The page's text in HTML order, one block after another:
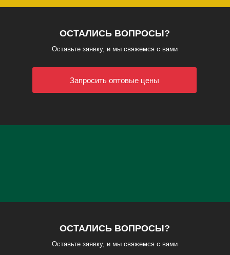
ОСТАЛИСЬ ВОПРОСЫ?
Оставьте заявку, и мы свяжемся с вами
Запросить оптовые цены
ОСТАЛИСЬ ВОПРОСЫ?
Оставьте заявку, и мы свяжемся с вами